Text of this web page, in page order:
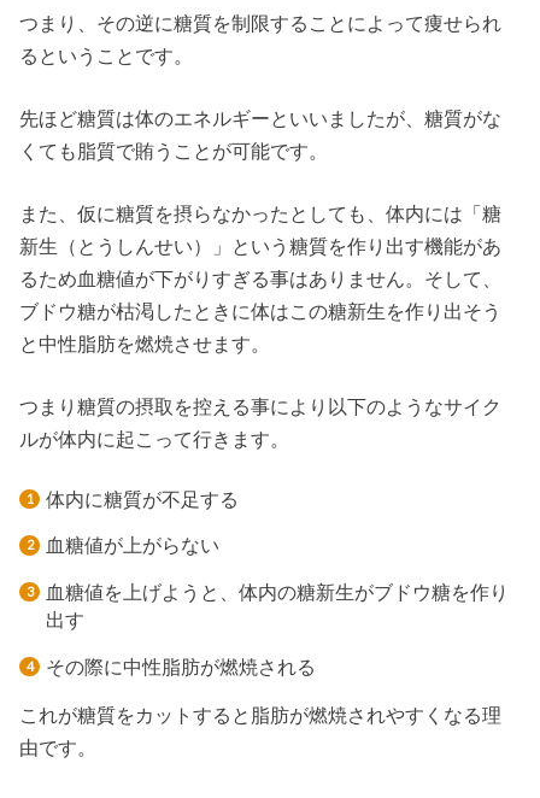
つまり、その逆に糖質を制限することによって痩せられ
るということです。
先ほど糖質は体のエネルギーといいましたが、糖質がな
くても脂質で賄うことが可能です。
また、仮に糖質を摂らなかったとしても、体内には「糖
新生（とうしんせい）」という糖質を作り出す機能があ
るため血糖値が下がりすぎる事はありません。そして、
ブドウ糖が枯渇したときに体はこの糖新生を作り出そう
と中性脂肪を燃焼させます。
つまり糖質の摂取を控える事により以下のようなサイク
ルが体内に起こって行きます。
体内に糖質が不足する
血糖値が上がらない
血糖値を上げようと、体内の糖新生がブドウ糖を作り
出す
その際に中性脂肪が燃焼される
これが糖質をカットすると脂肪が燃焼されやすくなる理
由です。